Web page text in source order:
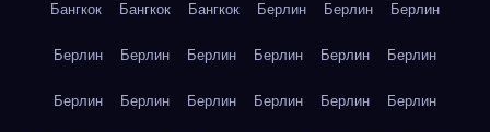
Бангкок Бангкок Бангкок Берлин Берлин Берлин
Берлин Берлин Берлин Берлин Берлин Берлин
Берлин Берлин Берлин Берлин Берлин Берлин